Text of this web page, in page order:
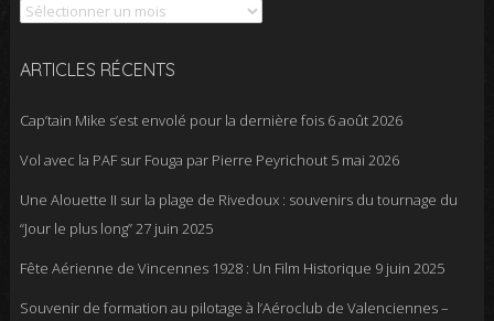
ARTICLES RÉCENTS
Cap’tain Mike s’est envolé pour la dernière fois 6 août 2026
Vol avec la PAF sur Fouga par Pierre Peyrichout 5 mai 2026
Une Alouette II sur la plage de Rivedoux : souvenirs du tournage du
“Jour le plus long”27 juin 2025
Fête Aérienne de Vincennes 1928 : Un Film Historique 9 juin 2025
Souvenir de formation au pilotage à l’Aéroclub de Valenciennes –